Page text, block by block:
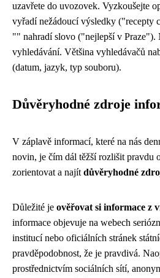
uzavřete do uvozovek. Vyzkoušejte
vyřadí nežádoucí výsledky ("recepty
"" nahradí slovo ("nejlepší v Praze").
vyhledávání. Většina vyhledávačů
(datum, jazyk, typ souboru).
Důvěryhodné zdroje
V záplavě informací, které na nás
novin, je čím dál těžší rozlišit pravdu
zorientovat a najít důvěryhodné
Důležité je ověřovat si informace z
informace objevuje na webech
institucí nebo oficiálních stránek
pravděpodobnost, že je pravdivá.
prostřednictvím sociálních sítí,